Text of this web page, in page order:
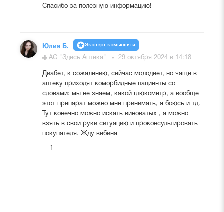
Спасибо за полезную информацию!
Юлия Б. Эксперт комьюнити
АС "Здесь Аптека" 29 октября 2024 в 14:18
Диабет, к сожалению, сейчас молодеет, но чаще в
аптеку приходят коморбидные пациенты со
словами: мы не знаем, какой глюкометр, а вообще
этот препарат можно мне принимать, я боюсь и тд.
Тут конечно можно искать виноватых , а можно
взять в свои руки ситуацию и проконсультировать
покупателя. Жду вебина
1